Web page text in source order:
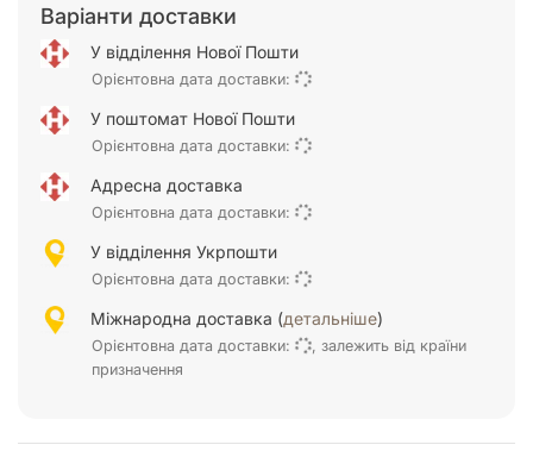
Варіанти доставки
У відділення Нової Пошти
Орієнтовна дата доставки:
У поштомат Нової Пошти
Орієнтовна дата доставки:
Адресна доставка
Орієнтовна дата доставки:
У відділення Укрпошти
Орієнтовна дата доставки:
Міжнародна доставка (детальніше)
Орієнтовна дата доставки:
, залежить від країни
призначення